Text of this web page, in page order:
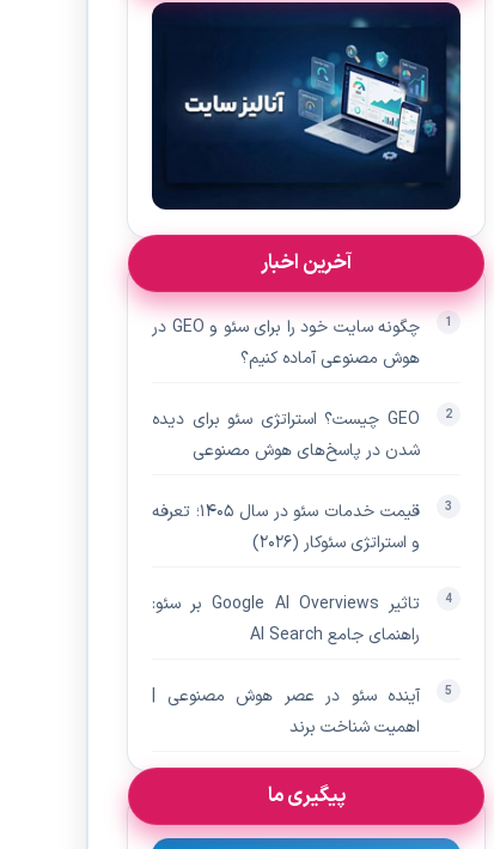
آخرین اخبار
چگونه سایت خود را برای سئو و GEO در
هوش مصنوعی آماده کنیم؟
GEO چیست؟ استراتژی سئو برای دیده‌
شدن در پاسخ‌های هوش مصنوعی
قیمت خدمات سئو در سال ۱۴۰۵؛ تعرفه
و استراتژی سئوکار (۲۰۲۶)
تاثیر Google AI Overviews بر سئو:
راهنمای جامع AI Search
آینده سئو در عصر هوش مصنوعی |
اهمیت شناخت برند
پیگیری ما